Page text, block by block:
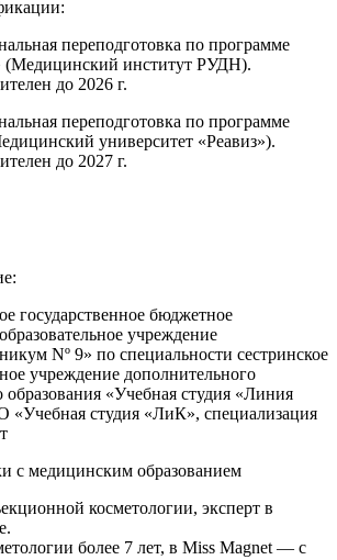
переподготовка по программе
(Медицинский институт РУДН).
до 2026 г.
переподготовка по программе
университет «Реавиз»).
до 2027 г.
государственное бюджетное
учреждение
Nº 9» по специальности сестринское
учреждение дополнительного
образования «Учебная студия «Линия
студия «ЛиК», специализация
с медицинским образованием
косметологии, эксперт в
более 7 лет, в Miss Magnet — с